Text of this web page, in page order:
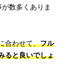
数多くありま
合わせて、フル
ると良いでしょ